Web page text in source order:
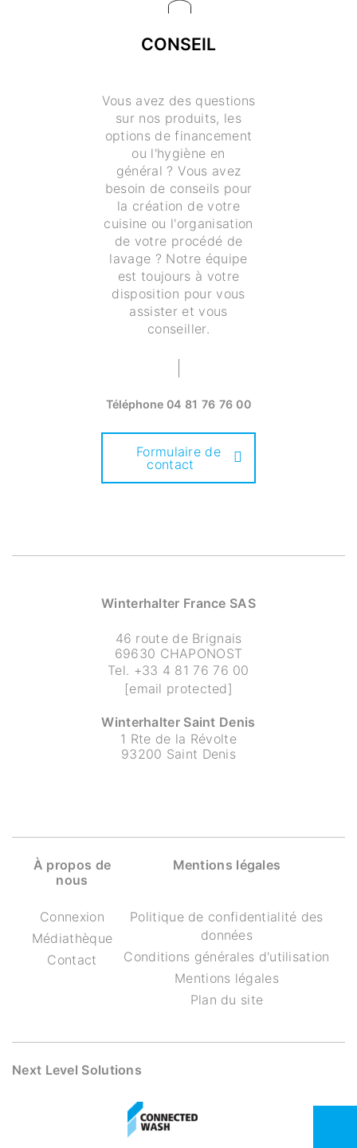
CONSEIL
Vous avez des questions
sur nos produits, les
options de financement
ou l'hygiène en
général ? Vous avez
besoin de conseils pour
la création de votre
cuisine ou l'organisation
de votre procédé de
lavage ? Notre équipe
est toujours à votre
disposition pour vous
assister et vous
conseiller.
Téléphone 04 81 76 76 00
Formulaire de
contact
Winterhalter France SAS
46 route de Brignais
69630 CHAPONOST
Tel. +33 4 81 76 76 00
[email protected]
Winterhalter Saint Denis
1 Rte de la Révolte
93200 Saint Denis
À propos de
nous
Connexion
Médiathèque
Contact
Mentions légales
Politique de confidentialité des
données
Conditions générales d'utilisation
Mentions légales
Plan du site
Next Level Solutions